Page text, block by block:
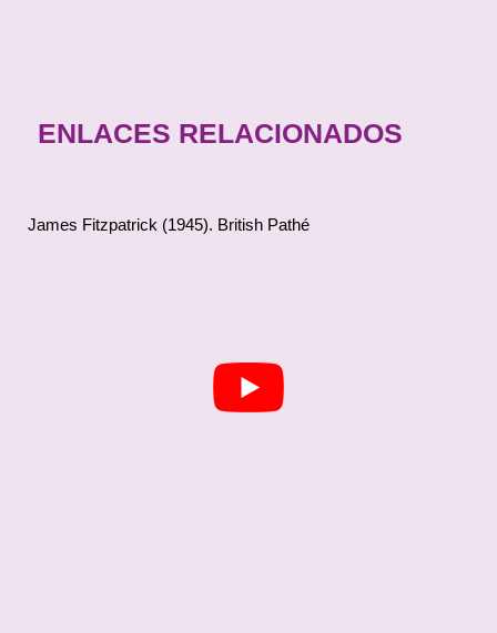
ENLACES RELACIONADOS
James Fitzpatrick (1945). British Pathé